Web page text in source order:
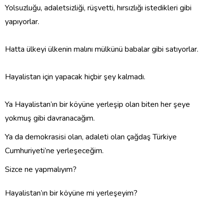
Yolsuzluğu, adaletsizliği, rüşvetti, hırsızlığı istedikleri gibi
yapıyorlar.
Hatta ülkeyi ülkenin malını mülkünü babalar gibi satıyorlar.
Hayalistan için yapacak hiçbir şey kalmadı.
Ya Hayalistan’ın bir köyüne yerleşip olan biten her şeye
yokmuş gibi davranacağım.
Ya da demokrasisi olan, adaleti olan çağdaş Türkiye
Cumhuriyeti’ne yerleşeceğim.
Sizce ne yapmalıyım?
Hayalistan’ın bir köyüne mi yerleşeyim?